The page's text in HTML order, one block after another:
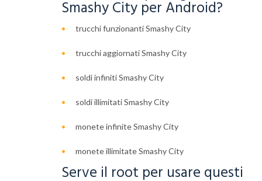
Smashy City per Android?
trucchi funzionanti Smashy City
trucchi aggiornati Smashy City
soldi infiniti Smashy City
soldi illimitati Smashy City
monete infinite Smashy City
monete illimitate Smashy City
Serve il root per usare questi